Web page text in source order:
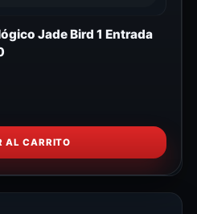
Jade Bird 1 Entrada
AL CARRITO